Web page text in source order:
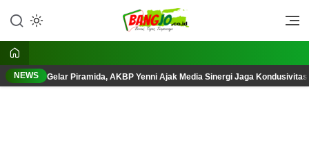
konten
Bangjo.co.id
Berani, Tegas, Terpercaya
NEWS Gelar Piramida, AKBP Yenni Ajak Media Sinergi Jaga